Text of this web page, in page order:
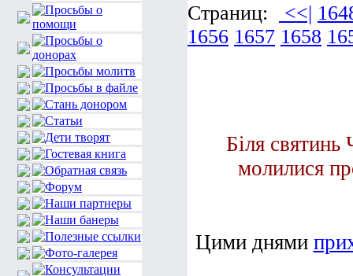
Страниц:
<<|
1656 1657 1658
Біля святинь
молилися
Цими днями